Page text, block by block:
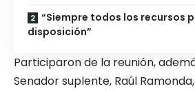
“Siempre todos los recursos
disposición”
Participaron de la reunión,
Senador suplente, Raúl